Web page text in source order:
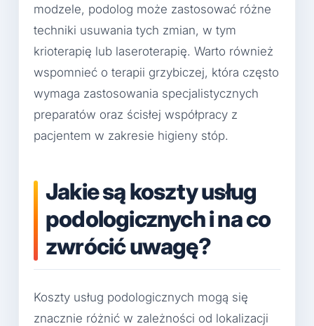
modzele, podolog może zastosować różne
techniki usuwania tych zmian, w tym
krioterapię lub laseroterapię. Warto również
wspomnieć o terapii grzybiczej, która często
wymaga zastosowania specjalistycznych
preparatów oraz ścisłej współpracy z
pacjentem w zakresie higieny stóp.
Jakie są koszty usług
podologicznych i na co
zwrócić uwagę?
Koszty usług podologicznych mogą się
znacznie różnić w zależności od lokalizacji